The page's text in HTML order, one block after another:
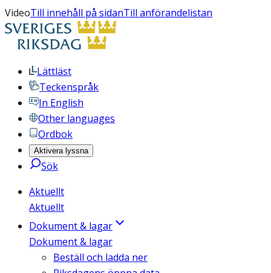
VideoTill innehåll på sidanTill anförandelistan
Lättläst
Teckenspråk
In English
Other languages
Ordbok
Aktivera lyssna
Sök
Aktuellt
Aktuellt
Dokument & lagar
Dokument & lagar
Beställ och ladda ner